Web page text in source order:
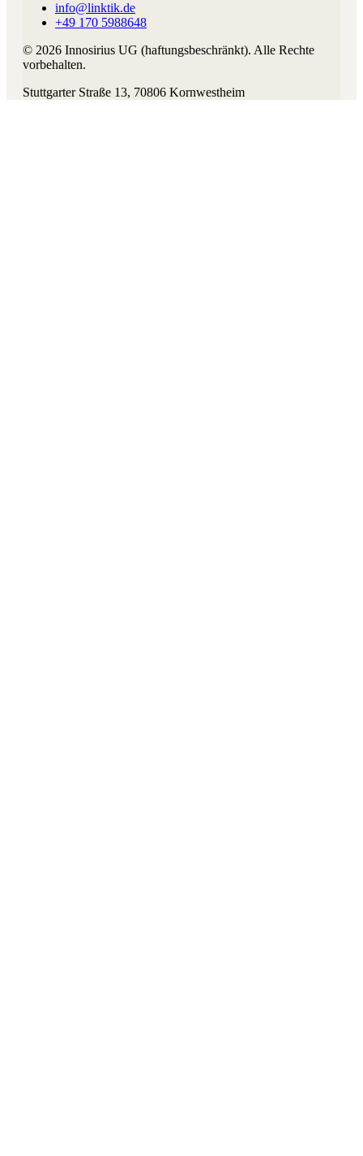
info@linktik.de
+49 170 5988648
© 2026 Innosirius UG (haftungsbeschränkt). Alle Rechte
vorbehalten.
Stuttgarter Straße 13, 70806 Kornwestheim